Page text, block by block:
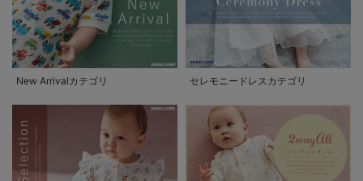
New Arrivalカテゴリ セレモニードレスカテゴリ